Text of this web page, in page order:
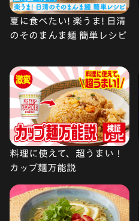
夏に食べたい! 楽うま! 日清
のそのまんま麺 簡単レシピ
料理に使えて、超うまい！
カップ麺万能説